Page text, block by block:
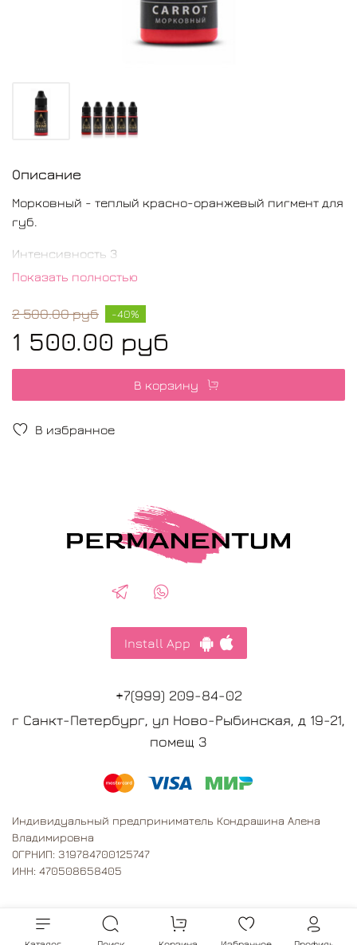
В избранное
Описание
Морковный - теплый красно-оранжевый пигмент для
губ.
Интенсивность 3
Цветовой индекс CI#77891 CI#12477 CI#21160
Морковный относится к широкому спектру
оранжевых оттенков.
Идеален для работы с тёмной и холодной
вода, изопропиловый спирт и красители,
разрешённые к применению. Качество подтверждено
сертификатами и результатами исследований.
косметического татуажа, разработанные по ГОСТР
ТЕХНИЧЕСКОГО РЕГЛАМЕНТА ТАМОЖЕННОГО СОЮЗА ТР ТС
009/2011О безопасности парфюмерно-
Перед применение необходимо хорошо взболтать
краску.
После заживления, в случае необходимости легко
Показать полностью
2 500.00 руб
1 500.00 руб
-40%
В корзину
Install App
+7(999) 209-84-02
г Санкт-Петербург, ул Ново-Рыбинская, д 19-21,
помещ 3
Индивидуальный предприниматель Кондрашина Алена
Владимировна
ОГРНИП: 319784700125747
ИНН: 470508658405